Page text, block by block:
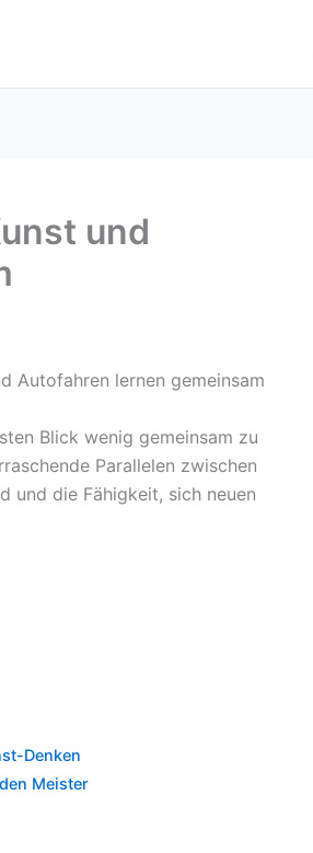
und
Blick wenig gemeinsam zu
Parallelen zwischen
und die Fähigkeit, sich neuen
Denken
Meister